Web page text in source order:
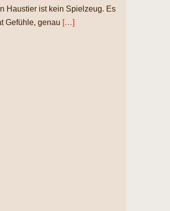
Haustier ist kein Spielzeug. Es
Gefühle, genau […]